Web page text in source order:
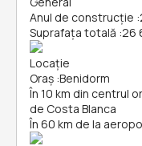
Anul de construcție :
Suprafața totală :26
Locație
Oraș :Benidorm
În 10 km din centrul
de Costa Blanca
În 60 km de la